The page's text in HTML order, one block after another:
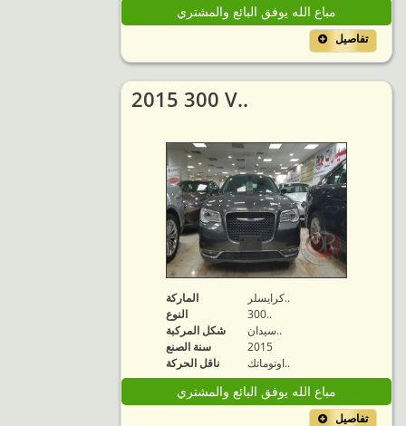
مباع الله يوفق البائع والمشتري
تفاصيل
2015 300 V..
الماركة
كرايسلر..
النوع
300..
شكل المركبة
سيدان..
سنة الصنع
2015
ناقل الحركة
اوتوماتك..
مباع الله يوفق البائع والمشتري
تفاصيل